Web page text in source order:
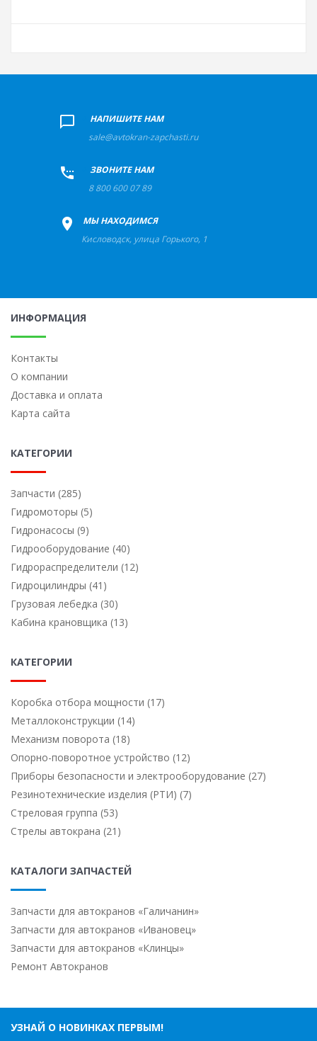
НАПИШИТЕ НАМ
sale@avtokran-zapchasti.ru
ЗВОНИТЕ НАМ
8 800 600 07 89
МЫ НАХОДИМСЯ
Кисловодск, улица Горького, 1
ИНФОРМАЦИЯ
Контакты
О компании
Доставка и оплата
Карта сайта
КАТЕГОРИИ
Запчасти (285)
Гидромоторы (5)
Гидронасосы (9)
Гидрооборудование (40)
Гидрораспределители (12)
Гидроцилиндры (41)
Грузовая лебедка (30)
Кабина крановщика (13)
КАТЕГОРИИ
Коробка отбора мощности (17)
Металлоконструкции (14)
Механизм поворота (18)
Опорно-поворотное устройство (12)
Приборы безопасности и электрооборудование (27)
Резинотехнические изделия (РТИ) (7)
Стреловая группа (53)
Стрелы автокрана (21)
КАТАЛОГИ ЗАПЧАСТЕЙ
Запчасти для автокранов «Галичанин»
Запчасти для автокранов «Ивановец»
Запчасти для автокранов «Клинцы»
Ремонт Автокранов
УЗНАЙ О НОВИНКАХ ПЕРВЫМ!